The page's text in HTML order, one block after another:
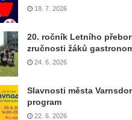
18. 7. 2026
20. ročník Letního
zručnosti žáků
24. 6. 2026
Slavnosti města
program
22. 6. 2026